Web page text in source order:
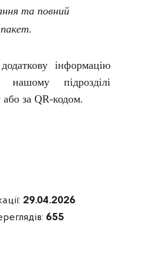
та повний
інформацію
підрозділі
або за QR-кодом.
29.04.2026
655